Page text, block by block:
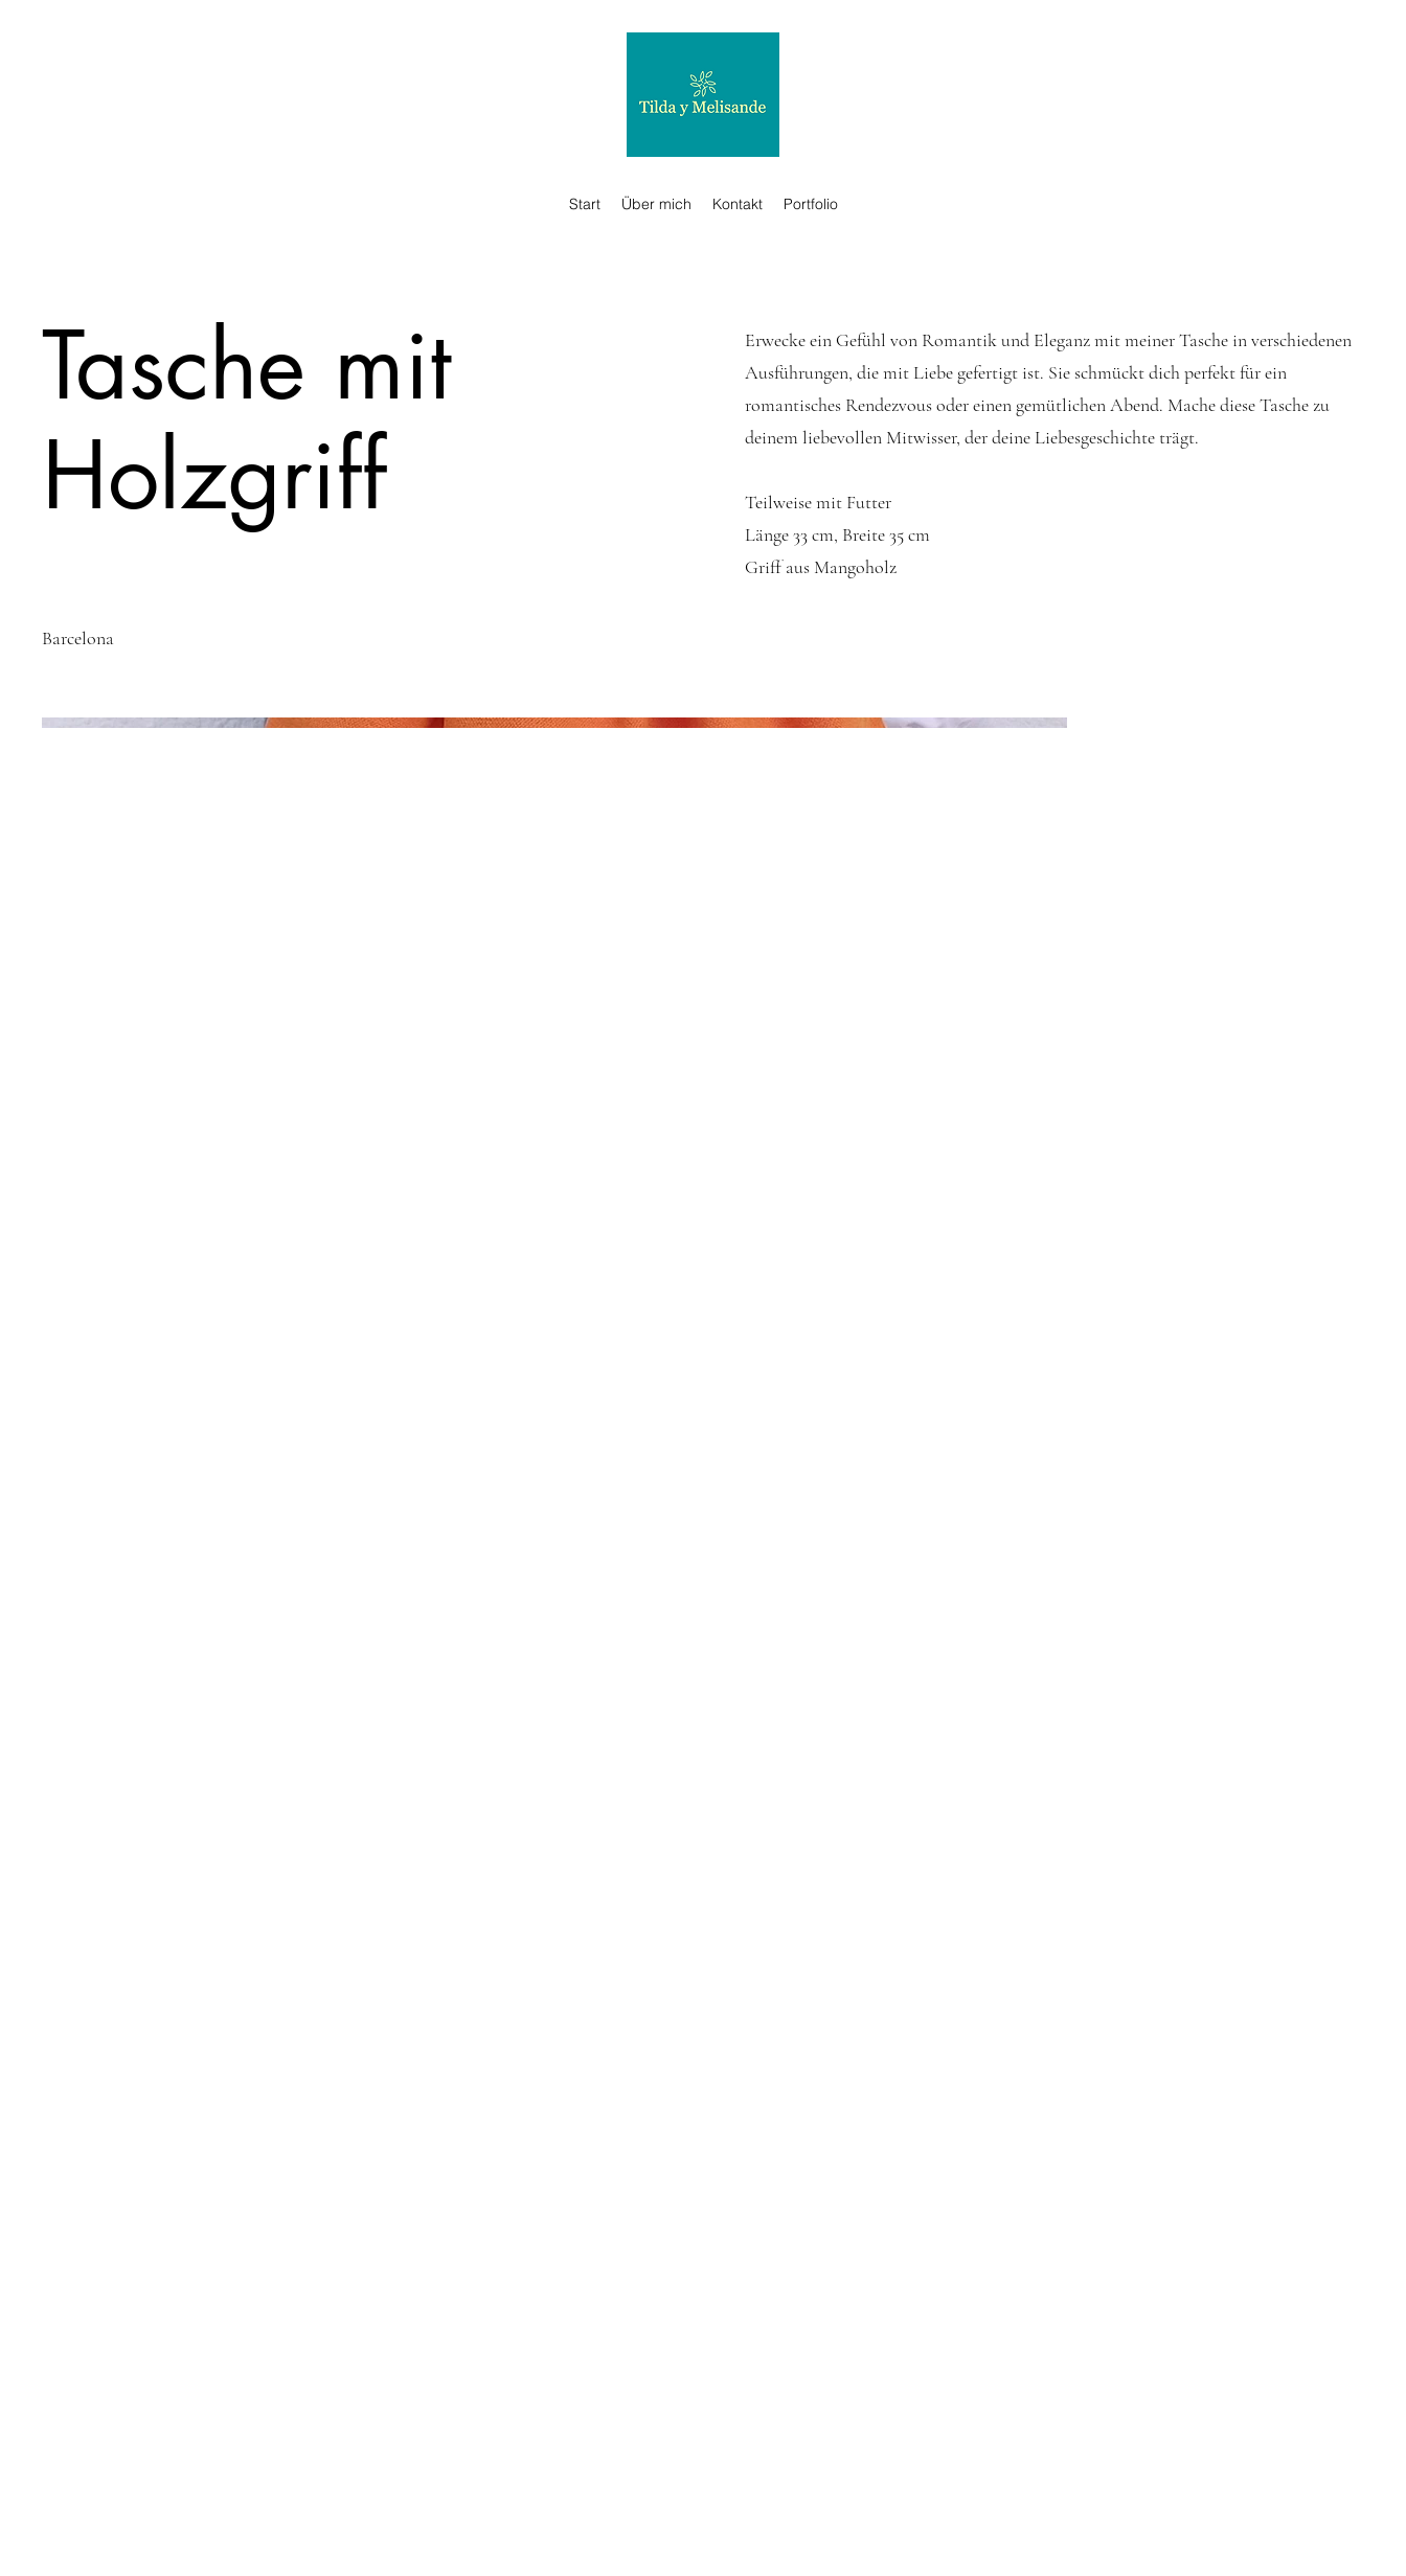
Start Über mich Kontakt Portfolio
Tasche mit
Holzgriff
Barcelona
Erwecke ein Gefühl von Romantik und Eleganz mit meiner Tasche in verschiedenen
Ausführungen, die mit Liebe gefertigt ist. Sie schmückt dich perfekt für ein
romantisches Rendezvous oder einen gemütlichen Abend. Mache diese Tasche zu
deinem liebevollen Mitwisser, der deine Liebesgeschichte trägt.
Teilweise mit Futter
Länge 33 cm, Breite 35 cm
Griff aus Mangoholz